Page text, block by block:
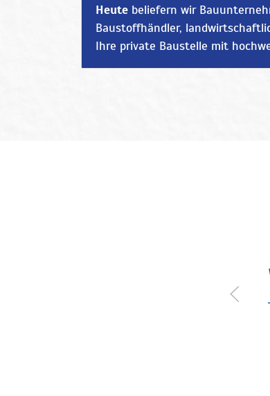
Heute beliefern wir
Baustoffhändler,
Ihre private Baustelle mit